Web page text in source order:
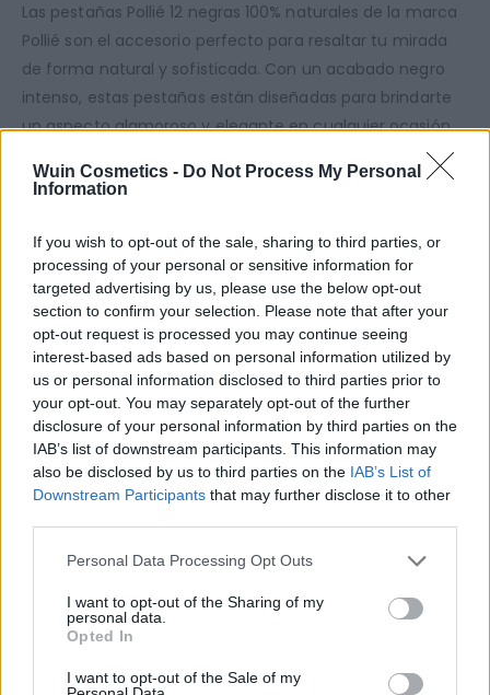
Wuin Cosmetics - Do Not Process My Personal
Information
If you wish to opt-out of the sale, sharing to third parties, or
processing of your personal or sensitive information for
targeted advertising by us, please use the below opt-out
section to confirm your selection. Please note that after your
opt-out request is processed you may continue seeing
interest-based ads based on personal information utilized by
us or personal information disclosed to third parties prior to
your opt-out. You may separately opt-out of the further
disclosure of your personal information by third parties on the
IAB’s list of downstream participants. This information may
also be disclosed by us to third parties on the IAB’s List of
Downstream Participants that may further disclose it to other
Please note that this website/app uses one or more Google
not limited to your visit or usage behaviour. You may click to
grant or deny consent to Google and its third-party tags to
use your data for below specified purposes in below Google
consent section.
Personal Data Processing Opt Outs
I want to opt-out of the Sharing of my
personal data.
Opted In
I want to opt-out of the Sale of my
Las pestañas Pollié 12 negras 100% naturales de la marca
Pollié son el accesorio perfecto para resaltar tu mirada
de forma natural y sofisticada. Con un acabado negro
intenso, estas pestañas están diseñadas para brindarte
un aspecto glamoroso y elegante en cualquier ocasión.
Pestañas 100% naturales: estas pestañas
están hechas de materiales naturales de alta
calidad que no dañan tus pestañas naturales
Diseño realista:su diseño se asemeja a las
pestañas naturales, lo que proporciona un
aspecto más natural
Agrega longitud y volumen: las pestañas Pollié
aportan longitud y volumen a tus pestañas,
logrando una apariencia más llamativa y
glamorosa
Fácil de aplicar: vienen con un adhesivo de alta
calidad que garantiza una aplicación segura y
duradera
varias veces, siempre y cuando las cuides y las
limpies adecuadamente